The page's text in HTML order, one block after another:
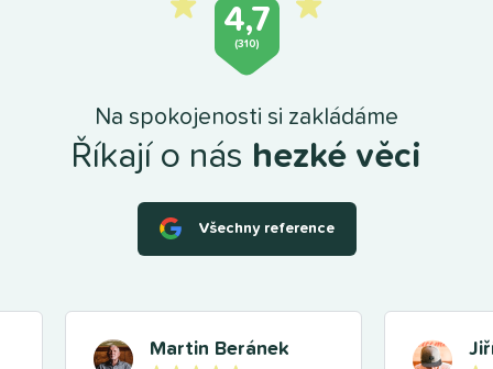
Martin Beránek
4,7
(310)
Na spokojenosti si zakládáme
Říkají o nás hezké věci
Všechny reference